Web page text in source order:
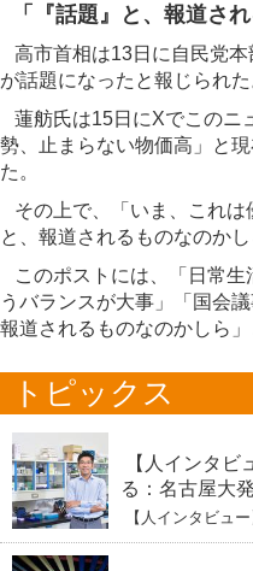
「『話題』と、報道さ
高市首相は13日に自民党
が話題になったと報じられた
蓮舫氏は15日にXでこのニ
勢、止まらない物価高」と
た。
その上で、「いま、これは
と、報道されるものなのか
このポストには、「日常生
うバランスが大事」「国会
報道されるものなのかしら
トピックス
【人インタビ
る：名古屋大
締役社長・瀧
ぶし」を着実
【人インタビュ
発ヘルスケアシ